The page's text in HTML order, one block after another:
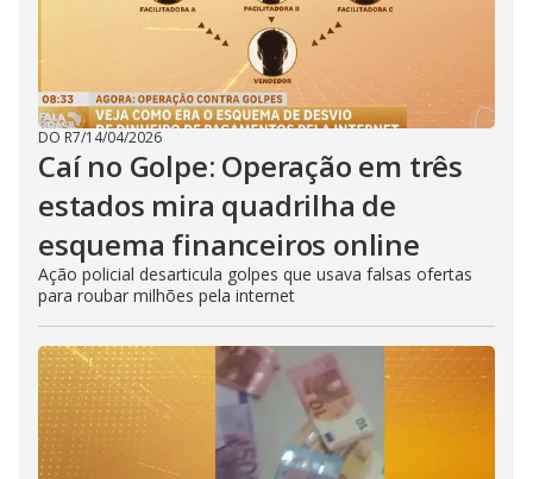
DO R7/14/04/2026
Caí no Golpe: Operação em três
estados mira quadrilha de
esquema financeiros online
Ação policial desarticula golpes que usava falsas ofertas
para roubar milhões pela internet